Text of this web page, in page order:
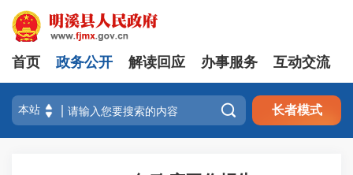
首页 政务公开 解读回应 办事服务 互动交流
 长者模式